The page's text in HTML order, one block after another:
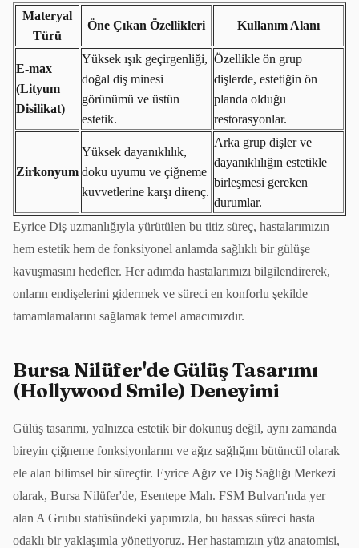
Materyal
Türü
Öne Çıkan Özellikleri Kullanım Alanı
E-max
(Lityum
Disilikat)
Yüksek ışık geçirgenliği,
doğal diş minesi
görünümü ve üstün
estetik.
Özellikle ön grup
dişlerde, estetiğin ön
planda olduğu
restorasyonlar.
Zirkonyum
Yüksek dayanıklılık,
doku uyumu ve çiğneme
kuvvetlerine karşı direnç.
Arka grup dişler ve
dayanıklılığın estetikle
birleşmesi gereken
durumlar.
Eyrice Diş uzmanlığıyla yürütülen bu titiz süreç, hastalarımızın
hem estetik hem de fonksiyonel anlamda sağlıklı bir gülüşe
kavuşmasını hedefler. Her adımda hastalarımızı bilgilendirerek,
onların endişelerini gidermek ve süreci en konforlu şekilde
tamamlamalarını sağlamak temel amacımızdır.
Bursa Nilüfer'de Gülüş Tasarımı
(Hollywood Smile) Deneyimi
Gülüş tasarımı, yalnızca estetik bir dokunuş değil, aynı zamanda
bireyin çiğneme fonksiyonlarını ve ağız sağlığını bütüncül olarak
ele alan bilimsel bir süreçtir. Eyrice Ağız ve Diş Sağlığı Merkezi
olarak, Bursa Nilüfer'de, Esentepe Mah. FSM Bulvarı'nda yer
alan A Grubu statüsündeki yapımızla, bu hassas süreci hasta
odaklı bir yaklaşımla yönetiyoruz. Her hastamızın yüz anatomisi,